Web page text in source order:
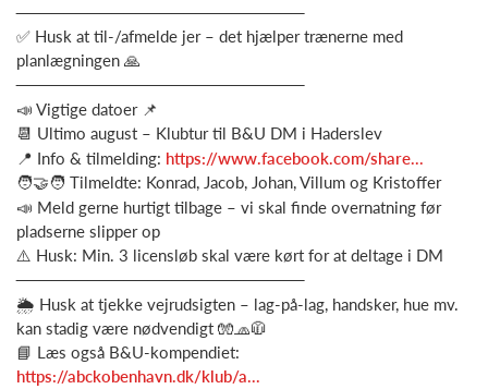
────────────────────────
✅ Husk at til-/afmelde jer – det hjælper trænerne med
planlægningen 🙏
────────────────────────
📣 Vigtige datoer 📌
📆 Ultimo august – Klubtur til B&U DM i Haderslev
📍 Info & tilmelding: https://www.facebook.com/share...
🧑‍🤝‍🧑 Tilmeldte: Konrad, Jacob, Johan, Villum og Kristoffer
📣 Meld gerne hurtigt tilbage – vi skal finde overnatning før
pladserne slipper op
⚠️ Husk: Min. 3 licensløb skal være kørt for at deltage i DM
────────────────────────
🌦️ Husk at tjekke vejrudsigten – lag-på-lag, handsker, hue mv.
kan stadig være nødvendigt 🧤🧢🧥
📘 Læs også B&U-kompendiet:
https://abckobenhavn.dk/klub/a...